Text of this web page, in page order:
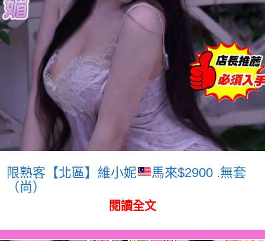
限熟客【北區】維小妮
馬來$2900 .無套
（尚）
閱讀全文